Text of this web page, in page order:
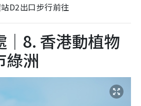
D2出口步行前往
｜8. 香港動植物
綠洲